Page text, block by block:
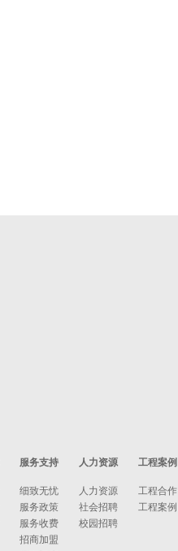
服务支持
细致无忧
服务政策
服务收费
招商加盟
人力资源
人力资源
社会招聘
校园招聘
工程案例
工程合作
工程案例